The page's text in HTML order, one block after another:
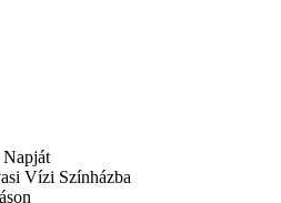
Napját
Vízi Színházba